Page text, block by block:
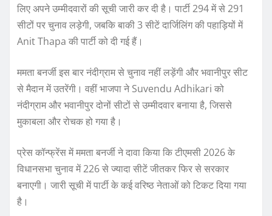
लिए अपने उम्मीदवारों की सूची जारी कर दी है। पार्टी 294 में से 291
सीटों पर चुनाव लड़ेगी, जबकि बाकी 3 सीटें दार्जिलिंग की पहाड़ियों में
Anit Thapa की पार्टी को दी गई हैं।
ममता बनर्जी इस बार नंदीग्राम से चुनाव नहीं लड़ेंगी और भवानीपुर सीट
से मैदान में उतरेंगी। वहीं भाजपा ने Suvendu Adhikari को
नंदीग्राम और भवानीपुर दोनों सीटों से उम्मीदवार बनाया है, जिससे
मुकाबला और रोचक हो गया है।
प्रेस कॉन्फ्रेंस में ममता बनर्जी ने दावा किया कि टीएमसी 2026 के
विधानसभा चुनाव में 226 से ज्यादा सीटें जीतकर फिर से सरकार
बनाएगी। जारी सूची में पार्टी के कई वरिष्ठ नेताओं को टिकट दिया गया
है।